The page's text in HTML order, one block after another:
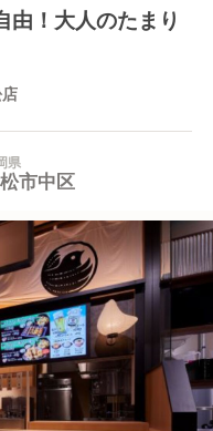
由！大人のたまり
県
市中区